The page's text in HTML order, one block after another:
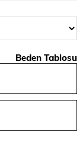
Beden Tablosu